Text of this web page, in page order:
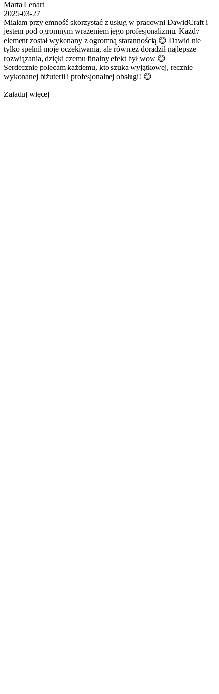
Marta Lenart
2025-03-27
Miałam przyjemność skorzystać z usług w pracowni DawidCraft i
jestem pod ogromnym wrażeniem jego profesjonalizmu. Każdy
element został wykonany z ogromną starannością 😊 Dawid nie
tylko spełnił moje oczekiwania, ale również doradził najlepsze
rozwiązania, dzięki czemu finalny efekt był wow 😊
Serdecznie polecam każdemu, kto szuka wyjątkowej, ręcznie
wykonanej biżuterii i profesjonalnej obsługi! 😊
Załaduj więcej